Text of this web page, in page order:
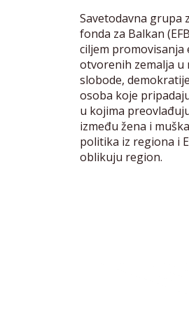
Savetodavna grupa
fonda za Balkan
ciljem
otvorenih zemalja u
slobode,
osoba koje
u kojima
između žena i
politika iz regiona i
oblikuju region.